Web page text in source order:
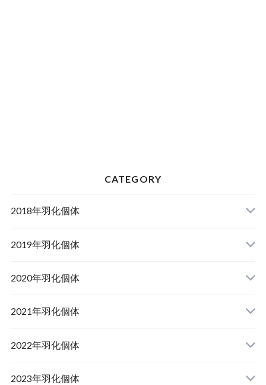
CATEGORY
2018年羽化個体
佐賀県神埼郡産オオクワガタ
2019年羽化個体
山梨県韮崎市産オオクワガタ
山梨県韮崎市韮崎町産オオクワガタ
佐賀県神埼郡神埼町産オオクワガタ
2020年羽化個体
山梨県韮崎市穂坂町産
山梨県甲斐市産
山形県西置賜郡小國町産
2021年羽化個体
山梨県韮崎市穂坂町産
兵庫県川辺郡猪名川町産
2022年羽化個体
青森県十和田市産
2023年羽化個体